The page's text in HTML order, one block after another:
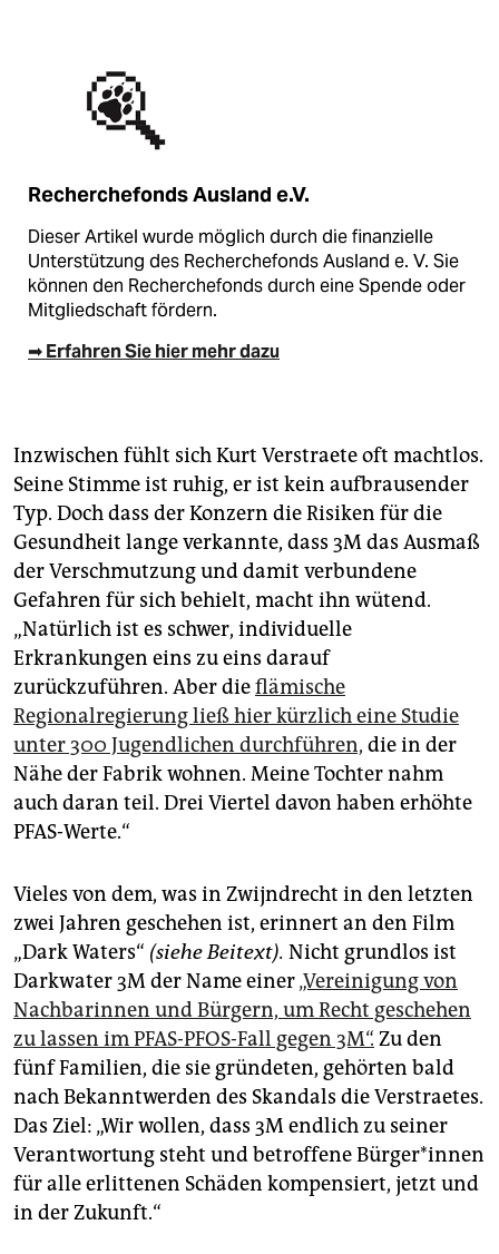
Recherchefonds Ausland e.V.
Dieser Artikel wurde möglich durch die finanzielle
Unterstützung des Recherchefonds Ausland e. V. Sie
können den Recherchefonds durch eine Spende oder
Mitgliedschaft fördern.
➡ Erfahren Sie hier mehr dazu
Inzwischen fühlt sich Kurt Verstraete oft machtlos.
Seine Stimme ist ruhig, er ist kein aufbrausender
Typ. Doch dass der Konzern die Risiken für die
Gesundheit lange verkannte, dass 3M das Ausmaß
der Verschmutzung und damit verbundene
Gefahren für sich behielt, macht ihn wütend.
„Natürlich ist es schwer, individuelle
Erkrankungen eins zu eins darauf
zurückzuführen. Aber dieflämische
Regionalregierung ließ hier kürzlich eine Studie
unter 300 Jugendlichen durchführen, die in der
Nähe der Fabrik wohnen. Meine Tochter nahm
auch daran teil. Drei Viertel davon haben erhöhte
PFAS-Werte.“
Vieles von dem, was in Zwijndrecht in den letzten
zwei Jahren geschehen ist, erinnert an den Film
„Dark Waters“ (siehe Beitext). Nicht grundlos ist
Darkwater 3M der Name einer„Vereinigung von
Nachbarinnen und Bürgern, um Recht geschehen
zu lassen im PFAS-PFOS-Fall gegen 3M“. Zu den
fünf Familien, die sie gründeten, gehörten bald
nach Bekanntwerden des Skandals die Verstraetes.
Das Ziel: „Wir wollen, dass 3M endlich zu seiner
Verantwortung steht und betroffene Bür­ge­r*in­nen
für alle erlittenen Schäden kompensiert, jetzt und
in der Zukunft.“